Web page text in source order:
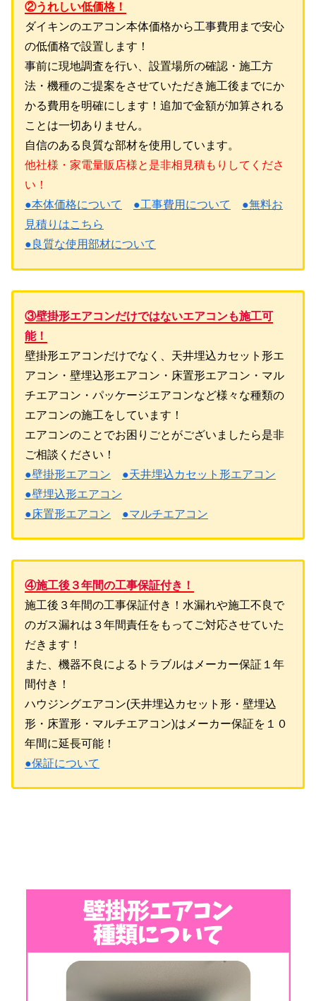
②うれしい低価格！
ダイキンのエアコン本体価格から工事費用まで安心
の低価格で設置します！
事前に現地調査を行い、設置場所の確認・施工方
法・機種のご提案をさせていただき施工後までにか
かる費用を明確にします！追加で金額が加算される
ことは一切ありません。
自信のある良質な部材を使用しています。
他社様・家電量販店様と是非相見積もりしてくださ
い！
●本体価格について
●工事費用について
●無料お
見積りはこちら
●良質な使用部材について
③壁掛形エアコンだけではないエアコンも施工可
能！
壁掛形エアコンだけでなく、天井埋込カセット形エ
アコン・壁埋込形エアコン・床置形エアコン・マル
チエアコン・パッケージエアコンなど様々な種類の
エアコンの施工をしています！
エアコンのことでお困りごとがございましたら是非
ご相談ください！
●壁掛形エアコン
●天井埋込カセット形エアコン
●壁埋込形エアコン
●床置形エアコン
●マルチエアコン
④施工後３年間の工事保証付き！
施工後３年間の工事保証付き！水漏れや施工不良で
のガス漏れは３年間責任をもってご対応させていた
だきます！
また、機器不良によるトラブルはメーカー保証１年
間付き！
ハウジングエアコン(天井埋込カセット形・壁埋込
形・床置形・マルチエアコン)はメーカー保証を１０
年間に延長可能！
●保証について